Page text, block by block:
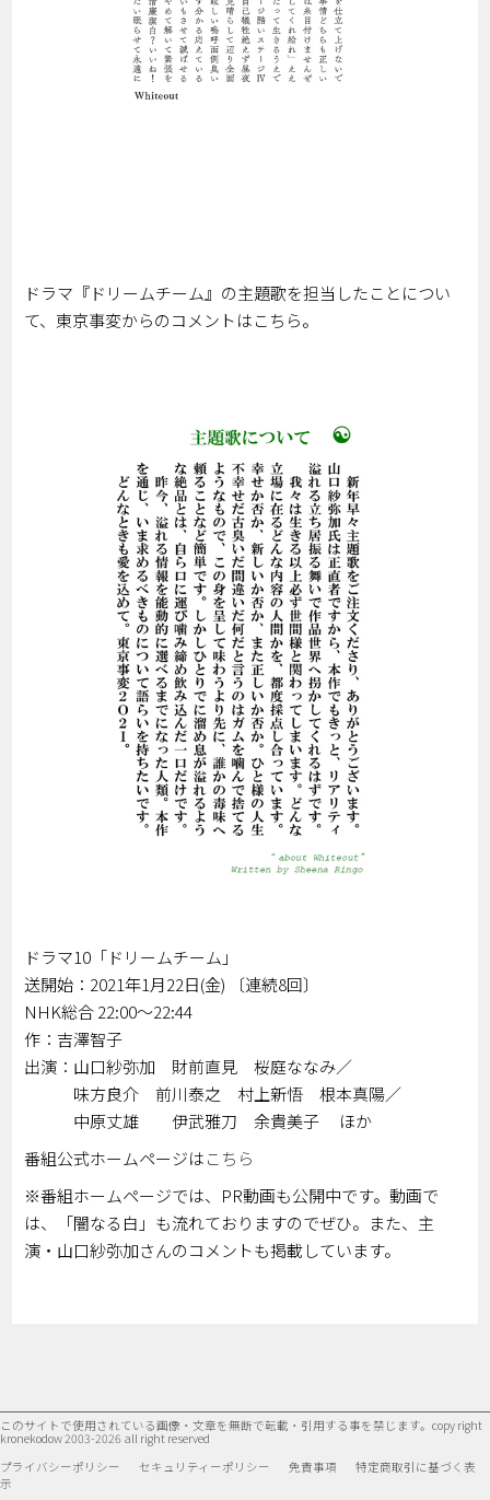
ドラマ『ドリームチーム』の主題歌を担当したことについ
て、東京事変からのコメントはこちら。
ドラマ10「ドリームチーム」
送開始：2021年1月22日(金) 〔連続8回〕
NHK総合 22:00～22:44
作：吉澤智子
出演：山口紗弥加 財前直見 桜庭ななみ／
味方良介 前川泰之 村上新悟 根本真陽／
中原丈雄 伊武雅刀 余貴美子 ほか
番組公式ホームページはこちら
※番組ホームページでは、PR動画も公開中です。動画で
は、「闇なる白」も流れておりますのでぜひ。また、主
演・山口紗弥加さんのコメントも掲載しています。
このサイトで使用されている画像・文章を無断で転載・引用する事を禁じます。 copy right
kronekodow 2003-2026 all right reserved
プライバシーポリシー
セキュリティーポリシー 免責事項
特定商取引に基づく表
示